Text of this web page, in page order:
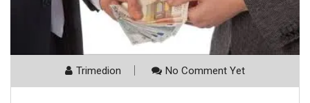
Trimedion No Comment Yet